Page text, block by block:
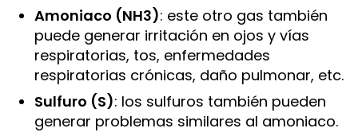
Amoniaco (NH3): este otro gas también
puede generar irritación en ojos y vías
respiratorias, tos, enfermedades
respiratorias crónicas, daño pulmonar, etc.
Sulfuro (S): los sulfuros también pueden
generar problemas similares al amoniaco.